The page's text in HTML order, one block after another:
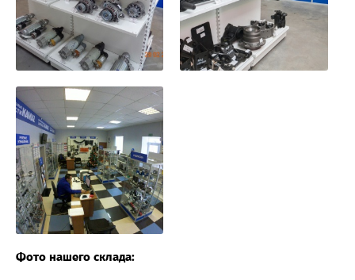
Фото нашего склада: